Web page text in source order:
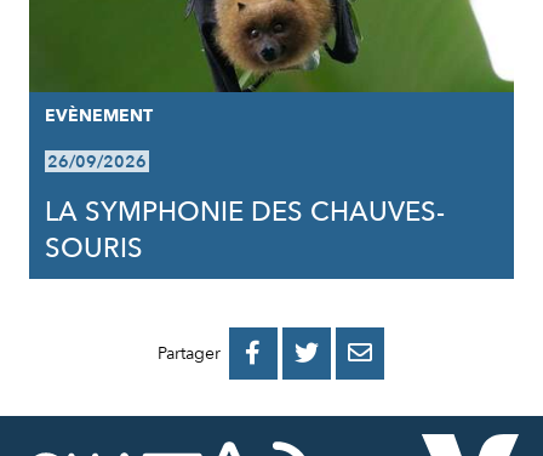
EVÈNEMENT
26/09/2026
LA SYMPHONIE DES CHAUVES-
SOURIS
Partager 
PARTAGER
FACEBOOK
PARTAGER
PARTAGER